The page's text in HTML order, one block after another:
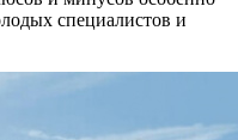
специалистов и